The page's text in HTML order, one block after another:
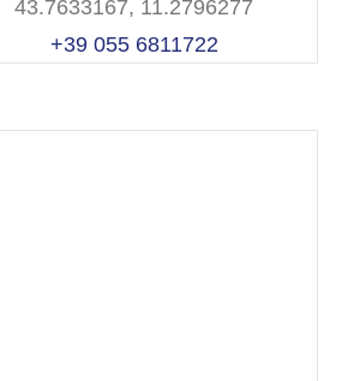
43.7633167, 11.2796277
+39 055 6811722